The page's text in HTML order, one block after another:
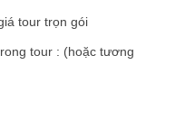
tour trọn gói
tour : (hoặc tương